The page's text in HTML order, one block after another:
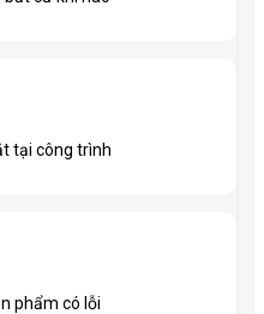
tại công trình
phẩm có lỗi